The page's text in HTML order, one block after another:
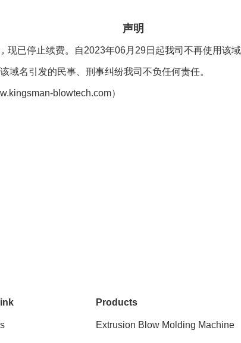
声明
现已停止续费。自2023年06月29日起我司不再使用该
域名引发的民事、刑事纠纷我司不负任何责任。
blowtech.com）
Products
Extrusion Blow Molding Machine